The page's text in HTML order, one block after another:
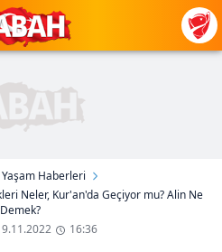
Yaşam Haberleri
Neler, Kur'an'da Geçiyor mu? Alin Ne
Demek?
16:36